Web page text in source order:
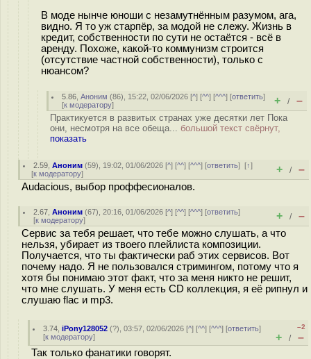
В моде нынче юноши с незамутнённым разумом, ага,
видно. Я то уж старпёр, за модой не слежу. Жизнь в
кредит, собственности по сути не остаётся - всё в
аренду. Похоже, какой-то коммунизм строится
(отсутствие частной собственности), только с
нюансом?
5.86 ,Аноним (86), 15:22, 02/06/2026 [^] [^^] [^^^] [ответить]
[к модератору] + / –
Практикуется в развитых странах уже десятки лет Пока
они, несмотря на все обеща... большой текст свёрнут,
показать
2.59 ,Аноним (59), 19:02, 01/06/2026 [^] [^^] [^^^] [ответить][↑]
[к модератору] + / –
Audacious, выбор проффесионалов.
2.67 ,Аноним (67), 20:16, 01/06/2026 [^] [^^] [^^^] [ответить]
[к модератору] + / –
Сервис за тебя решает, что тебе можно слушать, а что
нельзя, убирает из твоего плейлиста композиции.
Получается, что ты фактически раб этих сервисов. Вот
почему надо. Я не пользовался стримингом, потому что я
хотя бы понимаю этот факт, что за меня никто не решит,
что мне слушать. У меня есть CD коллекция, я её рипнул и
слушаю flac и mp3.
3.74 ,iPony128052 (?), 03:57, 02/06/2026 [^] [^^] [^^^] [ответить]
[к модератору]
–2
+ / –
Так только фанатики говорят.